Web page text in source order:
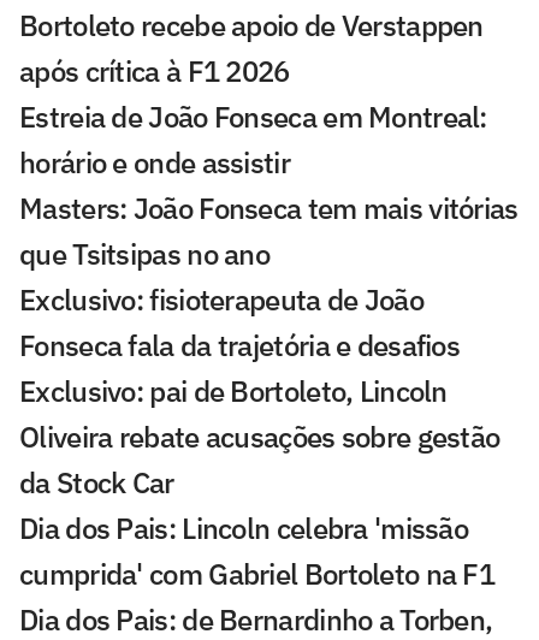
Bortoleto recebe apoio de Verstappen
após crítica à F1 2026
Estreia de João Fonseca em Montreal:
horário e onde assistir
Masters: João Fonseca tem mais vitórias
que Tsitsipas no ano
Exclusivo: fisioterapeuta de João
Fonseca fala da trajetória e desafios
Exclusivo: pai de Bortoleto, Lincoln
Oliveira rebate acusações sobre gestão
da Stock Car
Dia dos Pais: Lincoln celebra 'missão
cumprida' com Gabriel Bortoleto na F1
Dia dos Pais: de Bernardinho a Torben,